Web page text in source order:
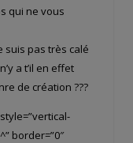
qui ne vous
suis pas très calé
a t’il en effet
de création ???
border=”0″